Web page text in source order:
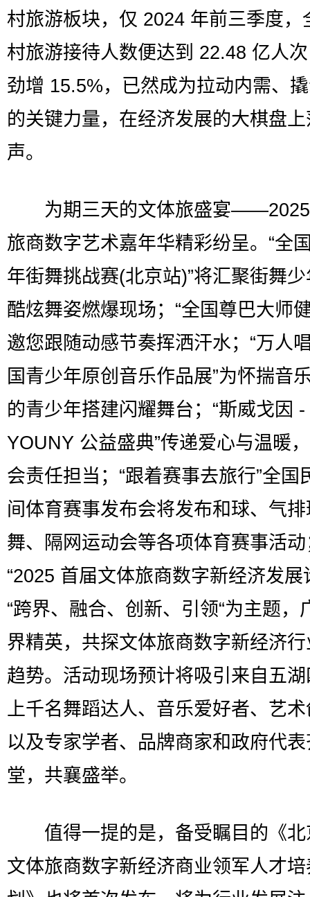
村旅游板块，仅 2024 年前三季度，
村旅游接待人数便达到 22.48 亿人
劲增 15.5%，已然成为拉动内需、
的关键力量，在经济发展的大棋盘
声。
为期三天的文体旅盛宴——2025
旅商数字艺术嘉年华精彩纷呈。“全
年街舞挑战赛(北京站)”将汇聚街舞
酷炫舞姿燃爆现场；“全国尊巴大师
邀您跟随动感节奏挥洒汗水；“万人
国青少年原创音乐作品展”为怀揣音
的青少年搭建闪耀舞台；“斯威戈因
YOUNY 公益盛典”传递爱心与温暖
会责任担当；“跟着赛事去旅行”全国
间体育赛事发布会将发布和球、气
舞、隔网运动会等各项体育赛事活动
“2025 首届文体旅商数字新经济发展
“跨界、融合、创新、引领“为主题，
界精英，共探文体旅商数字新经济
趋势。活动现场预计将吸引来自五
上千名舞蹈达人、音乐爱好者、艺
以及专家学者、品牌商家和政府代
堂，共襄盛举。
值得一提的是，备受瞩目的《北
文体旅商数字新经济商业领军人才